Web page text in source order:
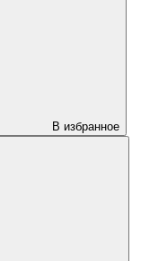
В избранное